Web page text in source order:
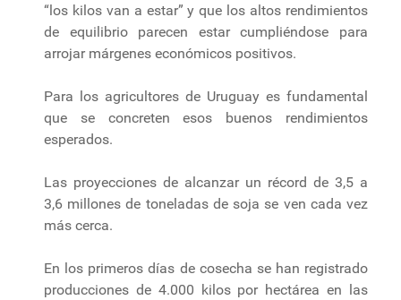
“los kilos van a estar” y que los altos rendimientos
de equilibrio parecen estar cumpliéndose para
arrojar márgenes económicos positivos.
Para los agricultores de Uruguay es fundamental
que se concreten esos buenos rendimientos
esperados.
Las proyecciones de alcanzar un récord de 3,5 a
3,6 millones de toneladas de soja se ven cada vez
más cerca.
En los primeros días de cosecha se han registrado
producciones de 4.000 kilos por hectárea en las